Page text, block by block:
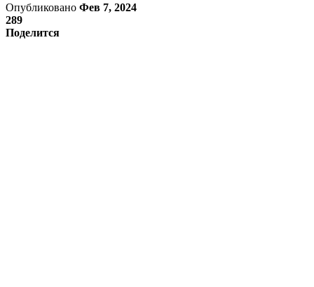
Опубликовано Фев 7, 2024
289
Поделится